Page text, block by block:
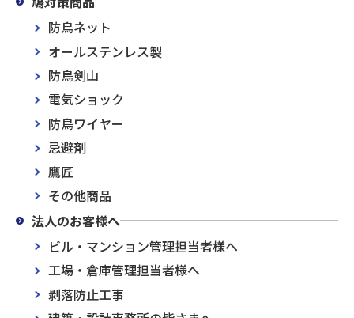
防鳥ネット
オールステンレス製
防鳥剣山
電気ショック
防鳥ワイヤー
忌避剤
鷹匠
その他商品
法人のお客様へ
ビル・マンション管理担当者様へ
工場・倉庫管理担当者様へ
剥落防止工事